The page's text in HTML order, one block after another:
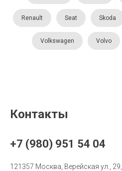
Renault Seat Skoda
Volkswagen Volvo
Контакты
+7 (980) 951 54 04
121357 Москва, Верейская ул.,